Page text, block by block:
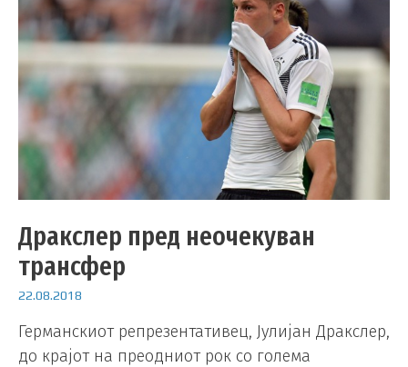
Дракслер пред неочекуван
трансфер
22.08.2018
Германскиот репрезентативец, Јулијан Дракслер,
до крајот на преодниот рок со голема